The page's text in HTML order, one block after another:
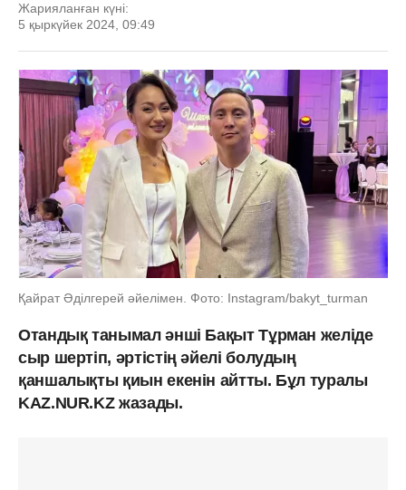
Жарияланған күні:
5 қыркүйек 2024, 09:49
Қайрат Әділгерей әйелімен. Фото: Instagram/bakyt_turman
Отандық танымал әнші Бақыт Тұрман желіде
сыр шертіп, әртістің әйелі болудың
қаншалықты қиын екенін айтты. Бұл туралы
KAZ.NUR.KZ жазады.